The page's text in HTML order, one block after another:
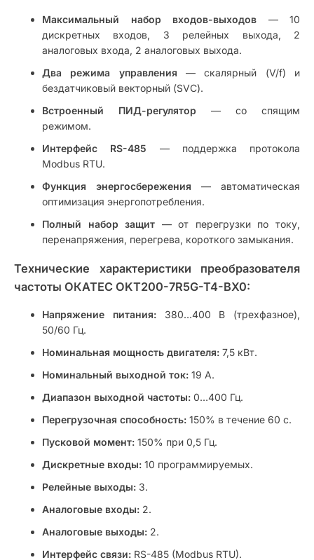
Максимальный набор входов-выходов — 10
дискретных входов, 3 релейных выхода, 2
аналоговых входа, 2 аналоговых выхода.
Два режима управления — скалярный (V/f) и
бездатчиковый векторный (SVC).
Встроенный ПИД-регулятор — со спящим
режимом.
Интерфейс RS-485 — поддержка протокола
Modbus RTU.
Функция энергосбережения — автоматическая
оптимизация энергопотребления.
Полный набор защит — от перегрузки по току,
перенапряжения, перегрева, короткого замыкания.
Технические характеристики преобразователя
частоты ОКАТЕС OKT200-7R5G-T4-BX0:
Напряжение питания:380…400 В (трехфазное),
50/60 Гц.
Номинальная мощность двигателя: 7,5 кВт.
Номинальный выходной ток: 19 А.
Диапазон выходной частоты: 0…400 Гц.
Перегрузочная способность: 150% в течение 60 с.
Пусковой момент: 150% при 0,5 Гц.
Дискретные входы: 10 программируемых.
Релейные выходы: 3.
Аналоговые входы: 2.
Аналоговые выходы: 2.
Интерфейс связи: RS-485 (Modbus RTU).